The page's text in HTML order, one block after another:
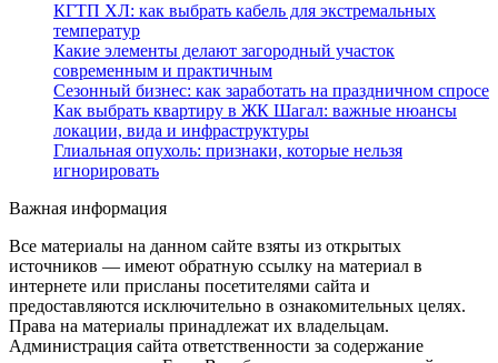
КГТП ХЛ: как выбрать кабель для экстремальных
температур
Какие элементы делают загородный участок
современным и практичным
Сезонный бизнес: как заработать на праздничном спросе
Как выбрать квартиру в ЖК Шагал: важные нюансы
локации, вида и инфраструктуры
Глиальная опухоль: признаки, которые нельзя
игнорировать
Важная информация
Все материалы на данном сайте взяты из открытых
источников — имеют обратную ссылку на материал в
интернете или присланы посетителями сайта и
предоставляются исключительно в ознакомительных целях.
Права на материалы принадлежат их владельцам.
Администрация сайта ответственности за содержание